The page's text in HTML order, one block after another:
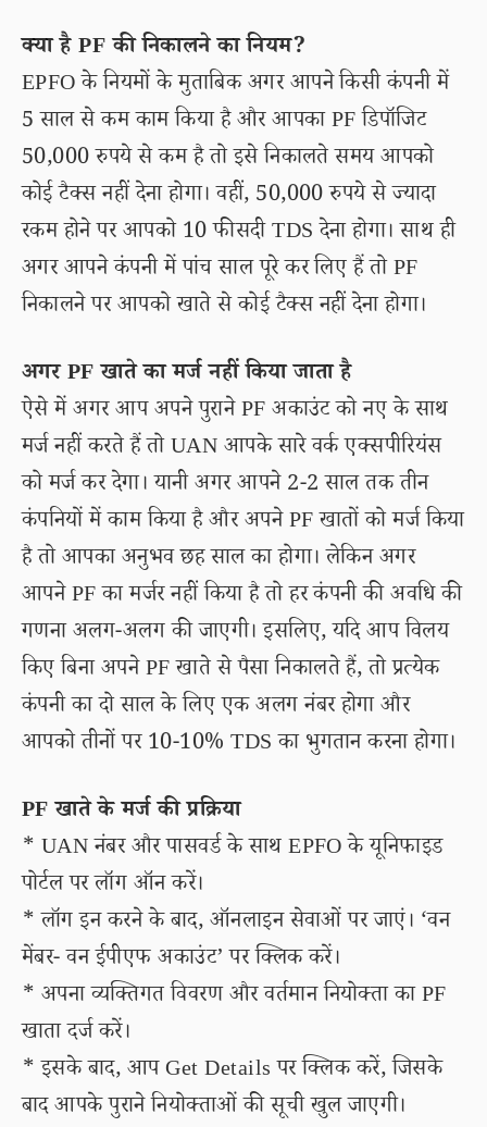
क्या है PF की निकालने का नियम?
EPFO के नियमों के मुताबिक अगर आपने किसी कंपनी में
5 साल से कम काम किया है और आपका PF डिपॉजिट
50,000 रुपये से कम है तो इसे निकालते समय आपको
कोई टैक्स नहीं देना होगा। वहीं, 50,000 रुपये से ज्यादा
रकम होने पर आपको 10 फीसदी TDS देना होगा। साथ ही
अगर आपने कंपनी में पांच साल पूरे कर लिए हैं तो PF
निकालने पर आपको खाते से कोई टैक्स नहीं देना होगा।
अगर PF खाते का मर्ज नहीं किया जाता है
ऐसे में अगर आप अपने पुराने PF अकाउंट को नए के साथ
मर्ज नहीं करते हैं तो UAN आपके सारे वर्क एक्सपीरियंस
को मर्ज कर देगा। यानी अगर आपने 2-2 साल तक तीन
कंपनियों में काम किया है और अपने PF खातों को मर्ज किया
है तो आपका अनुभव छह साल का होगा। लेकिन अगर
आपने PF का मर्जर नहीं किया है तो हर कंपनी की अवधि की
गणना अलग-अलग की जाएगी। इसलिए, यदि आप विलय
किए बिना अपने PF खाते से पैसा निकालते हैं, तो प्रत्येक
कंपनी का दो साल के लिए एक अलग नंबर होगा और
आपको तीनों पर 10-10% TDS का भुगतान करना होगा।
PF खाते के मर्ज की प्रक्रिया
* UAN नंबर और पासवर्ड के साथ EPFO के यूनिफाइड
पोर्टल पर लॉग ऑन करें।
* लॉग इन करने के बाद, ऑनलाइन सेवाओं पर जाएं। ‘वन
मेंबर- वन ईपीएफ अकाउंट’ पर क्लिक करें।
* अपना व्यक्तिगत विवरण और वर्तमान नियोक्ता का PF
खाता दर्ज करें।
* इसके बाद, आप Get Details पर क्लिक करें, जिसके
बाद आपके पुराने नियोक्ताओं की सूची खुल जाएगी।